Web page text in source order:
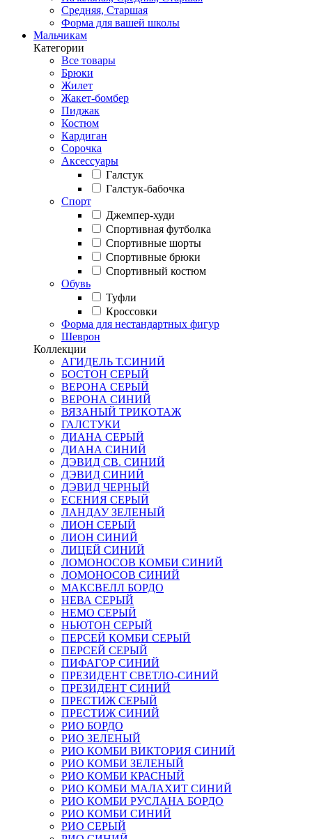
Средняя, Старшая
Форма для вашей школы
Мальчикам
Категории
Все товары
Брюки
Жилет
Жакет-бомбер
Пиджак
Костюм
Кардиган
Сорочка
Аксессуары
Галстук
Галстук-бабочка
Спорт
Джемпер-худи
Спортивная футболка
Спортивные шорты
Спортивные брюки
Спортивный костюм
Обувь
Туфли
Кроссовки
Форма для нестандартных фигур
Шеврон
Коллекции
АГИДЕЛЬ Т.СИНИЙ
БОСТОН СЕРЫЙ
ВЕРОНА СЕРЫЙ
ВЕРОНА СИНИЙ
ВЯЗАНЫЙ ТРИКОТАЖ
ГАЛСТУКИ
ДИАНА СЕРЫЙ
ДИАНА СИНИЙ
ДЭВИД СВ. СИНИЙ
ДЭВИД СИНИЙ
ДЭВИД ЧЕРНЫЙ
ЕСЕНИЯ СЕРЫЙ
ЛАНДАУ ЗЕЛЕНЫЙ
ЛИОН СЕРЫЙ
ЛИОН СИНИЙ
ЛИЦЕЙ СИНИЙ
ЛОМОНОСОВ КОМБИ СИНИЙ
ЛОМОНОСОВ СИНИЙ
МАКСВЕЛЛ БОРДО
НЕВА СЕРЫЙ
НЕМО СЕРЫЙ
НЬЮТОН СЕРЫЙ
ПЕРСЕЙ КОМБИ СЕРЫЙ
ПЕРСЕЙ СЕРЫЙ
ПИФАГОР СИНИЙ
ПРЕЗИДЕНТ СВЕТЛО-СИНИЙ
ПРЕЗИДЕНТ СИНИЙ
ПРЕСТИЖ СЕРЫЙ
ПРЕСТИЖ СИНИЙ
РИО БОРДО
РИО ЗЕЛЕНЫЙ
РИО КОМБИ ВИКТОРИЯ СИНИЙ
РИО КОМБИ ЗЕЛЕНЫЙ
РИО КОМБИ КРАСНЫЙ
РИО КОМБИ МАЛАХИТ СИНИЙ
РИО КОМБИ РУСЛАНА БОРДО
РИО КОМБИ СИНИЙ
РИО СЕРЫЙ